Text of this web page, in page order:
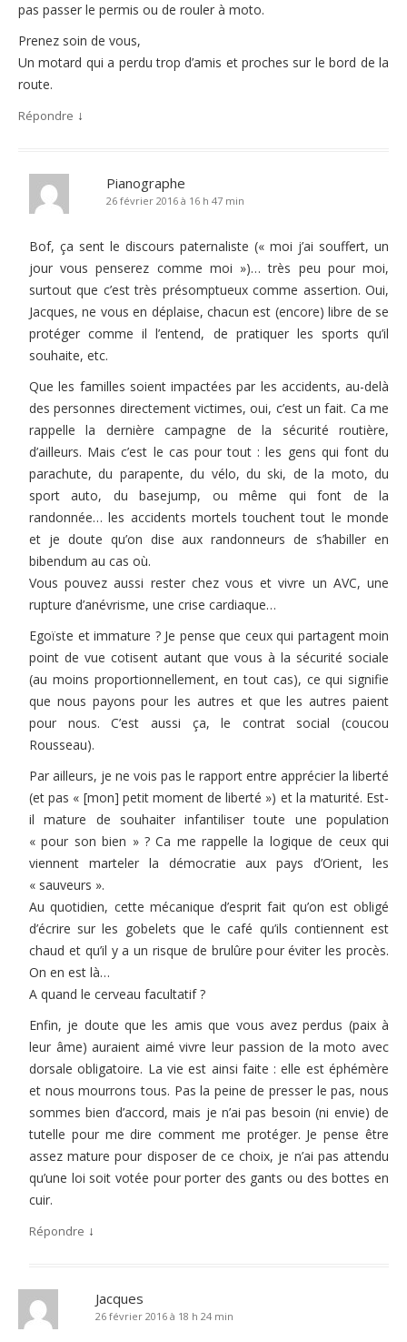
pas passer le permis ou de rouler à moto.
Prenez soin de vous,
Un motard qui a perdu trop d’amis et proches sur le bord de la
route.
Répondre ↓
Pianographe
26 février 2016 à 16 h 47 min
Bof, ça sent le discours paternaliste (« moi j’ai souffert, un
jour vous penserez comme moi »)… très peu pour moi,
surtout que c’est très présomptueux comme assertion. Oui,
Jacques, ne vous en déplaise, chacun est (encore) libre de se
protéger comme il l’entend, de pratiquer les sports qu’il
souhaite, etc.
Que les familles soient impactées par les accidents, au-delà
des personnes directement victimes, oui, c’est un fait. Ca me
rappelle la dernière campagne de la sécurité routière,
d’ailleurs. Mais c’est le cas pour tout : les gens qui font du
parachute, du parapente, du vélo, du ski, de la moto, du
sport auto, du basejump, ou même qui font de la
randonnée… les accidents mortels touchent tout le monde
et je doute qu’on dise aux randonneurs de s’habiller en
bibendum au cas où.
Vous pouvez aussi rester chez vous et vivre un AVC, une
rupture d’anévrisme, une crise cardiaque…
Egoïste et immature ? Je pense que ceux qui partagent moin
point de vue cotisent autant que vous à la sécurité sociale
(au moins proportionnellement, en tout cas), ce qui signifie
que nous payons pour les autres et que les autres paient
pour nous. C’est aussi ça, le contrat social (coucou
Rousseau).
Par ailleurs, je ne vois pas le rapport entre apprécier la liberté
(et pas « [mon] petit moment de liberté ») et la maturité. Est-
il mature de souhaiter infantiliser toute une population
« pour son bien » ? Ca me rappelle la logique de ceux qui
viennent marteler la démocratie aux pays d’Orient, les
« sauveurs ».
Au quotidien, cette mécanique d’esprit fait qu’on est obligé
d’écrire sur les gobelets que le café qu’ils contiennent est
chaud et qu’il y a un risque de brulûre pour éviter les procès.
On en est là…
A quand le cerveau facultatif ?
Enfin, je doute que les amis que vous avez perdus (paix à
leur âme) auraient aimé vivre leur passion de la moto avec
dorsale obligatoire. La vie est ainsi faite : elle est éphémère
et nous mourrons tous. Pas la peine de presser le pas, nous
sommes bien d’accord, mais je n’ai pas besoin (ni envie) de
tutelle pour me dire comment me protéger. Je pense être
assez mature pour disposer de ce choix, je n’ai pas attendu
qu’une loi soit votée pour porter des gants ou des bottes en
cuir.
Répondre ↓
Jacques
26 février 2016 à 18 h 24 min